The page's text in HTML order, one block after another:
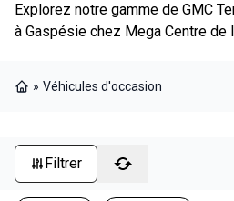
Explorez notre gamme de GMC
à Gaspésie chez Mega Centre de
» Véhicules d'occasion
Filtrer